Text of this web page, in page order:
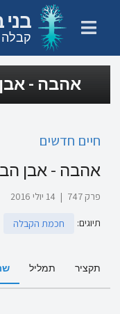
בני
קבלה
אהבה -
חיים חדשים
אהבה - אבן
פרק 747 | 14 יולי 2016
תיוגים: חכמת הקבלה
תקציר תמליל